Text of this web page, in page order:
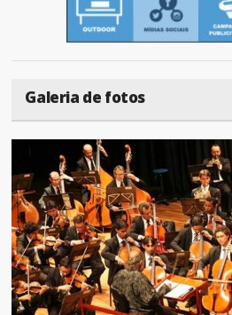
Galeria de fotos